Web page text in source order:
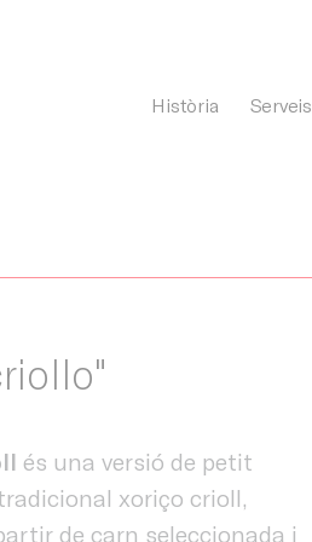
Història Serveis
és una versió de petit
xoriço crioll,
de carn seleccionada i